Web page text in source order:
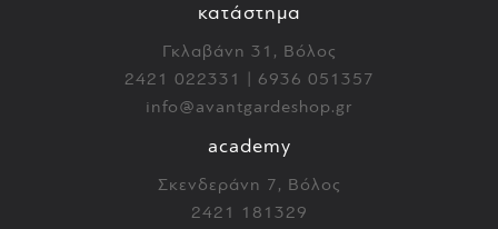
κατάστημα
Γκλαβάνη 31, Βόλος
2421 022331 | 6936 051357
info@avantgardeshop.gr
academy
Σκενδεράνη 7, Βόλος
2421 181329